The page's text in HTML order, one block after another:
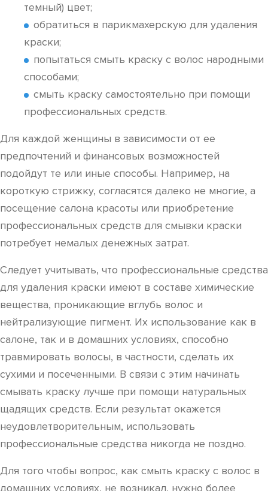
темный) цвет;
обратиться в парикмахерскую для удаления
краски;
попытаться смыть краску с волос народными
способами;
смыть краску самостоятельно при помощи
профессиональных средств.
Для каждой женщины в зависимости от ее
предпочтений и финансовых возможностей
подойдут те или иные способы. Например, на
короткую стрижку, согласятся далеко не многие, а
посещение салона красоты или приобретение
профессиональных средств для смывки краски
потребует немалых денежных затрат.
Следует учитывать, что профессиональные средства
для удаления краски имеют в составе химические
вещества, проникающие вглубь волос и
нейтрализующие пигмент. Их использование как в
салоне, так и в домашних условиях, способно
травмировать волосы, в частности, сделать их
сухими и посеченными. В связи с этим начинать
смывать краску лучше при помощи натуральных
щадящих средств. Если результат окажется
неудовлетворительным, использовать
профессиональные средства никогда не поздно.
Для того чтобы вопрос, как смыть краску с волос в
домашних условиях, не возникал, нужно более